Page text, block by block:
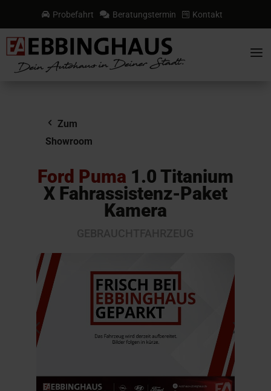
 Probefahrt  Beratungstermin  Kontakt
a
Zum
Showroom
Ford Puma 1.0 Titanium
X Fahrassistenz-Paket
Kamera